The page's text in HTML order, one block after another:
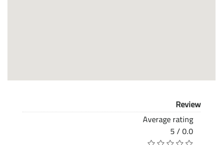
Review
Average rating
0.0 / 5